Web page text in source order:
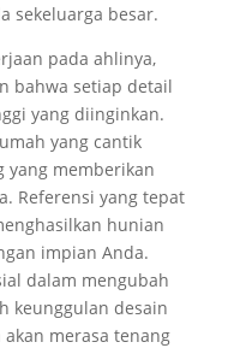
sekeluarga besar.
pada ahlinya,
bahwa setiap detail
yang diinginkan.
yang cantik
yang memberikan
Referensi yang tepat
hunian
impian Anda.
dalam mengubah
keunggulan desain
merasa tenang